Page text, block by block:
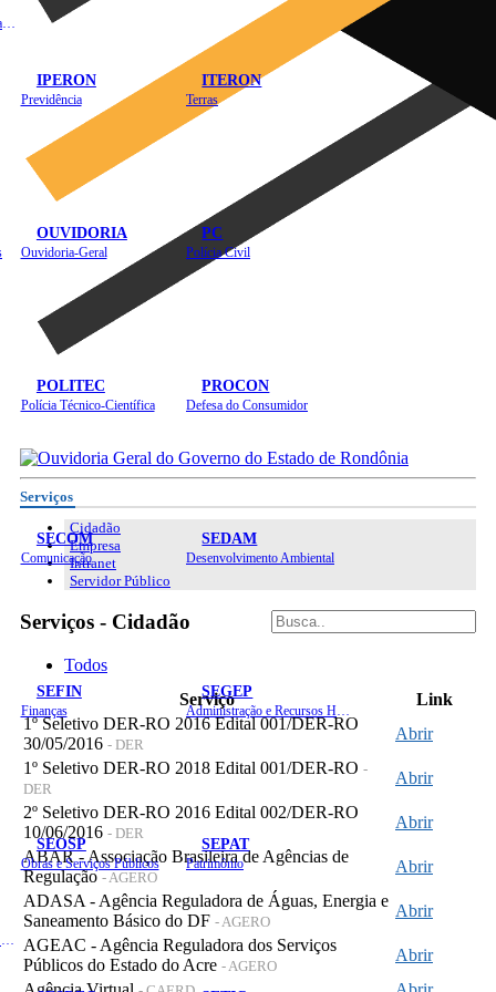
IPERON
Previdência
ITERON
Terras
OUVIDORIA
Ouvidoria-Geral
PC
Polícia Civil
POLITEC
Polícia Técnico-Científica
PROCON
Defesa do Consumidor
SECOM
Comunicação
SEDAM
Desenvolvimento Ambiental
SEFIN
Finanças
SEGEP
SEOSP
Obras e Serviços Públicos
SEPAT
Patrimônio
Serviços
Cidadão
Empresa
Intranet
Servidor Público
Serviços - Cidadão
Todos
Serviço
Link
1º Seletivo DER-RO 2016 Edital 001/DER-RO
30/05/2016 - DER
Abrir
1º Seletivo DER-RO 2018 Edital 001/DER-RO -
DER
Abrir
2º Seletivo DER-RO 2016 Edital 002/DER-RO
10/06/2016 - DER
Abrir
ABAR - Associação Brasileira de Agências de
Regulação- AGERO
Abrir
ADASA - Agência Reguladora de Águas, Energia e
Saneamento Básico do DF - AGERO
Abrir
AGEAC - Agência Reguladora dos Serviços
Públicos do Estado do Acre - AGERO
Abrir